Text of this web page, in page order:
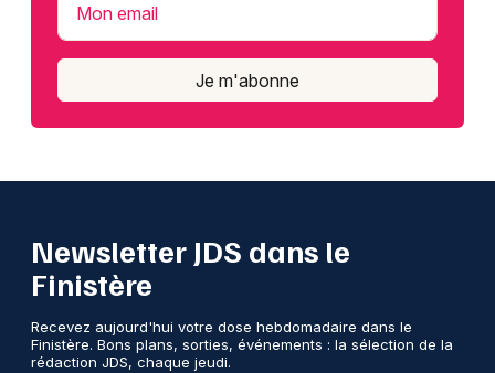
Mon email
Je m'abonne
Newsletter JDS dans le
Finistère
Recevez aujourd'hui votre dose hebdomadaire dans le
Finistère. Bons plans, sorties, événements : la sélection de la
rédaction JDS, chaque jeudi.